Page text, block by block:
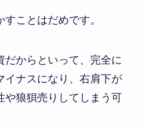
ことはだめです。
だからといって、完全に
イナスになり、右肩下が
や狼狽売りしてしまう可